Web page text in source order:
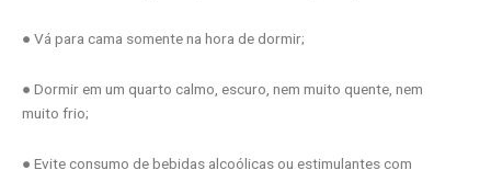
● Vá para cama somente na hora de dormir;
● Dormir em um quarto calmo, escuro, nem muito quente, nem
muito frio;
● Evite consumo de bebidas alcoólicas ou estimulantes com